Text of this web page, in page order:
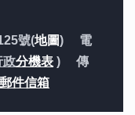
號(地圖) 電
政分機表 ) 傳
件信箱